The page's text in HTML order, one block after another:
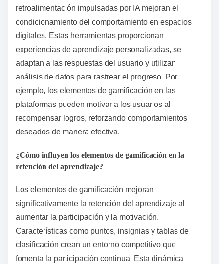
retroalimentación impulsadas por IA mejoran el
condicionamiento del comportamiento en espacios
digitales. Estas herramientas proporcionan
experiencias de aprendizaje personalizadas, se
adaptan a las respuestas del usuario y utilizan
análisis de datos para rastrear el progreso. Por
ejemplo, los elementos de gamificación en las
plataformas pueden motivar a los usuarios al
recompensar logros, reforzando comportamientos
deseados de manera efectiva.
¿Cómo influyen los elementos de gamificación en la
retención del aprendizaje?
Los elementos de gamificación mejoran
significativamente la retención del aprendizaje al
aumentar la participación y la motivación.
Características como puntos, insignias y tablas de
clasificación crean un entorno competitivo que
fomenta la participación continua. Esta dinámica